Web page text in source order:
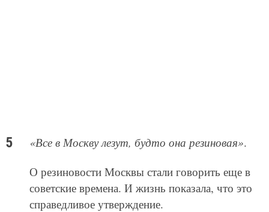
«Все в Москву лезут, будто она резиновая».
О резиновости Москвы стали говорить еще в
советские времена. И жизнь показала, что это
справедливое утверждение.